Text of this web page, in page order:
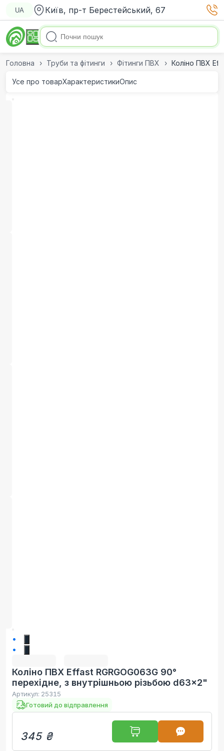
UA Київ, пр-т Берестейський, 67
Головна Труби та фітинги Фітинги ПВХ Коліно ПВХ
Усе про товарХарактеристикиОпис
Коліно ПВХ Effast RGRGOG063G 90°
перехідне, з внутрішньою різьбою d63x2"
Артикул: 25315
Готовий до відправлення
345 ₴